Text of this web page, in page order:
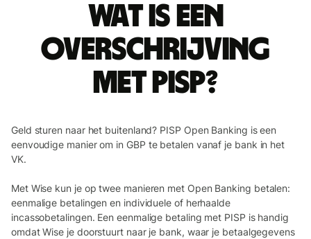
Wat is een
overschrijving
met PISP?
Geld sturen naar het buitenland? PISP Open Banking is een
eenvoudige manier om in GBP te betalen vanaf je bank in het
VK.
Met Wise kun je op twee manieren met Open Banking betalen:
eenmalige betalingen en individuele of herhaalde
incassobetalingen. Een eenmalige betaling met PISP is handig
omdat Wise je doorstuurt naar je bank, waar je betaalgegevens